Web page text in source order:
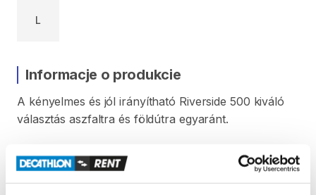
L
Informacje o produkcie
A kényelmes és jól irányítható Riverside 500 kiváló
választás aszfaltra és földútra egyaránt.
S-es méret: 150 - 165
M-es méret: 166 - 177